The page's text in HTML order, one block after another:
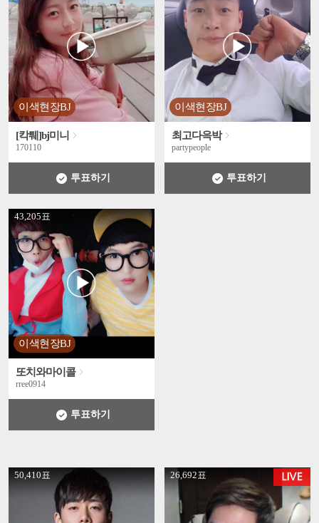
이색현장BJ
[칵퉤]bj미니
170110
투표하기
이색현장BJ
최고다윽박
partypeople
투표하기
이색현장BJ
43,205표
' +
또치와마이콜
rree0914
투표하기
50,410표
' + 26,692표
' +